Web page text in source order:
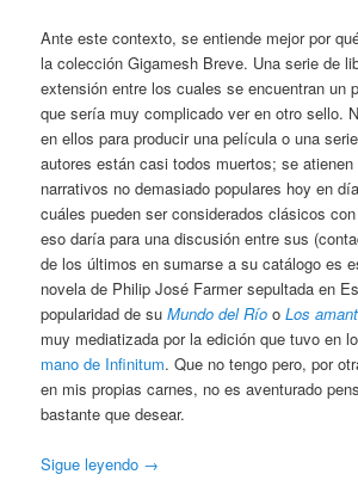
Ante este contexto, se entiende mejor por
la colección Gigamesh Breve. Una serie de
extensión entre los cuales se encuentran un
que sería muy complicado ver en otro sello.
en ellos para producir una película o una
autores están casi todos muertos; se atienen
narrativos no demasiado populares hoy en
cuáles pueden ser considerados clásicos
eso daría para una discusión entre sus
de los últimos en sumarse a su catálogo es
novela de Philip José Farmer sepultada en
popularidad de suMundo del Río oLos
muy mediatizada por la edición que tuvo en
mano de Infinitum. Que no tengo pero, por
en mis propias carnes, no es aventurado
bastante que desear.
Sigue leyendo →